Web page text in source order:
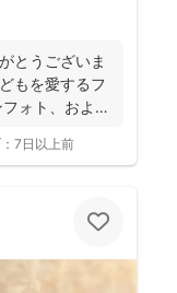
とうございま
もを愛するフ
ォト、および
7日以上前